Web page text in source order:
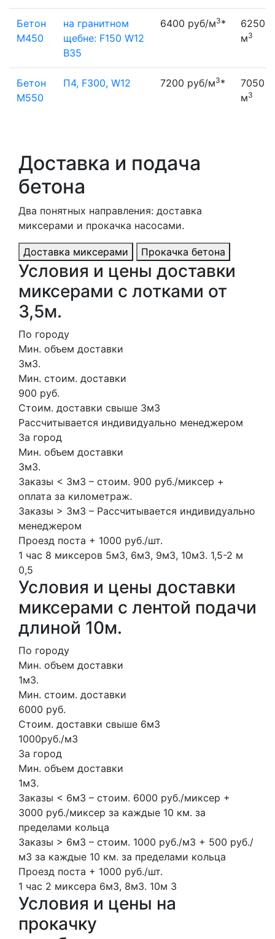
Бетон
М450
на гранитном
щебне: F150 W12
B35
6400 руб/м3*
6250
м3
Бетон
M550
П4, F300, W12 7200 руб/м3*
7050
м3
Доставка и подача
бетона
Два понятных направления: доставка
миксерами и прокачка насосами.
Доставка миксерами Прокачка бетона
Условия и цены доставки
миксерами с лотками от
3,5м.
По городу
Мин. объем доставки
3м3.
Мин. стоим. доставки
900 руб.
Стоим. доставки свыше 3м3
Рассчитывается индивидуально менеджером
За город
Мин. объем доставки
3м3.
Заказы < 3м3 – стоим. 900 руб./миксер +
оплата за километраж.
Заказы > 3м3 – Рассчитывается индивидуально
менеджером
Проезд поста + 1000 руб./шт.
1 час 8 миксеров 5м3, 6м3, 9м3, 10м3. 1,5-2 м
0,5
Условия и цены доставки
миксерами с лентой подачи
длиной 10м.
По городу
Мин. объем доставки
1м3.
Мин. стоим. доставки
6000 руб.
Стоим. доставки свыше 6м3
1000руб./м3
За город
Мин. объем доставки
1м3.
Заказы < 6м3 – стоим. 6000 руб./миксер +
3000 руб./миксер за каждые 10 км. за
пределами кольца
Заказы > 6м3 – стоим. 1000 руб./м3 + 500 руб./
м3 за каждые 10 км. за пределами кольца
Проезд поста + 1000 руб./шт.
1 час 2 миксера 6м3, 8м3. 10м 3
Условия и цены на
прокачку